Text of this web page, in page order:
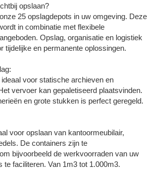
opslaan?
25 opslagdepots in uw omgeving. Deze
in combinatie met flexibele
Opslag, organisatie en logistiek
tijdelijke en permanente oplossingen.
voor statische archieven en
vervoer kan gepaletiseerd plaatsvinden.
en grote stukken is perfect geregeld.
voor opslaan van kantoormeubilair,
De containers zijn te
bijvoorbeeld de werkvoorraden van uw
te faciliteren. Van 1m3 tot 1.000m3.